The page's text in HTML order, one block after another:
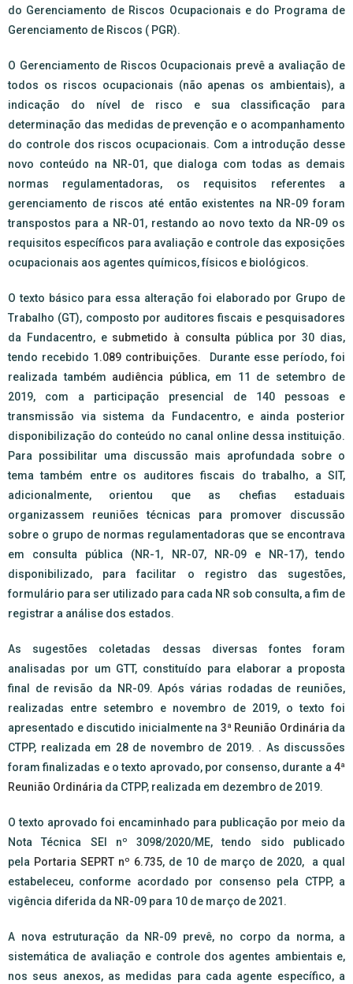
do Gerenciamento de Riscos Ocupacionais e do Programa de
Gerenciamento de Riscos ( PGR).
O Gerenciamento de Riscos Ocupacionais prevê a avaliação de
todos os riscos ocupacionais (não apenas os ambientais), a
indicação do nível de risco e sua classificação para
determinação das medidas de prevenção e o acompanhamento
do controle dos riscos ocupacionais. Com a introdução desse
novo conteúdo na NR-01, que dialoga com todas as demais
normas regulamentadoras, os requisitos referentes a
gerenciamento de riscos até então existentes na NR-09 foram
transpostos para a NR-01, restando ao novo texto da NR-09 os
requisitos específicos para avaliação e controle das exposições
ocupacionais aos agentes químicos, físicos e biológicos.
O texto básico para essa alteração foi elaborado por Grupo de
Trabalho (GT), composto por auditores fiscais e pesquisadores
da Fundacentro, e submetido à consultapública por 30 dias,
tendo recebido 1.089 contribuições. Durante esse período, foi
realizada também audiência pública, em 11 de setembro de
2019, com a participação presencial de 140 pessoas e
transmissão via sistema da Fundacentro, e ainda posterior
disponibilização do conteúdo no canal online dessa instituição.
Para possibilitar uma discussão mais aprofundada sobre o
tema também entre os auditores fiscais do trabalho, a SIT,
adicionalmente, orientou que as chefias estaduais
organizassem reuniões técnicas para promover discussão
sobre o grupo de normas regulamentadoras que se encontrava
em consulta pública (NR-1, NR-07, NR-09 e NR-17), tendo
disponibilizado, para facilitar o registro das sugestões,
formulário para ser utilizado para cada NR sob consulta, a fim de
registrar a análise dos estados.
As sugestões coletadas dessas diversas fontes foram
analisadas por um GTT, constituído para elaborar a proposta
final de revisão da NR-09. Após várias rodadas de reuniões,
realizadas entre setembro e novembro de 2019, o texto foi
apresentado e discutido inicialmente na 3ª Reunião Ordináriada
CTPP, realizada em 28 de novembro de 2019. . As discussões
foram finalizadas e o texto aprovado, por consenso, durante a4ª
Reunião Ordinária da CTPP, realizada em dezembro de 2019.
O texto aprovado foi encaminhado para publicação por meio da
Nota Técnica SEI nº 3098/2020/ME, tendo sido publicado
pela Portaria SEPRT nº 6.735, de 10 de março de 2020, a qual
estabeleceu, conforme acordado por consenso pela CTPP, a
vigência diferida da NR-09 para 10 de março de 2021.
A nova estruturação da NR-09 prevê, no corpo da norma, a
sistemática de avaliação e controle dos agentes ambientais e,
nos seus anexos, as medidas para cada agente específico, a